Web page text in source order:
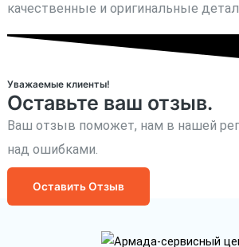
качественные и оригинальные
Уважаемые клиенты!
Оставьте ваш отзыв.
Ваш отзыв поможет, нам в нашей
над ошибками.
Оставить Отзыв